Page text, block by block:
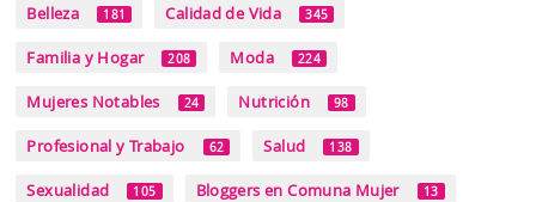
Belleza 181 Calidad de Vida 345
Familia y Hogar 208 Moda 224
Mujeres Notables 24 Nutrición 98
Profesional y Trabajo 62 Salud 138
Sexualidad 105 Bloggers en Comuna Mujer 13